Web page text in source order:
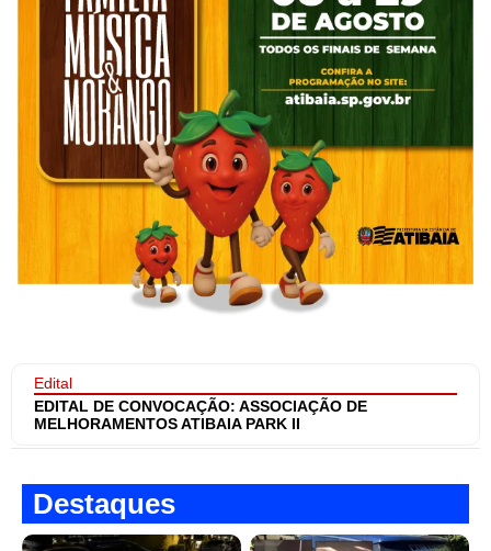
Edital
EDITAL DE CONVOCAÇÃO: ASSOCIAÇÃO DE
MELHORAMENTOS ATIBAIA PARK II
Destaques